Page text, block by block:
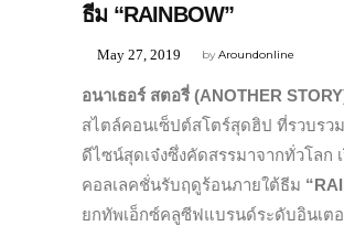
ธีม “RAINBOW”
byAroundonline
May 27, 2019
อนาเธอร์ สตอรี่ (ANOTHER
สไตล์คอนเซ็ปต์สโตร์สุดฮิป ที่รวบรว
ดีไซน์สุดเจ๋งซึ่งคัดสรรมาจากทั่วโลก
คอลเลคชั่นรับฤดูร้อนภายใต้ธีม “
ยกทัพเอ็กซ์คลูซีฟแบรนด์ระดับอินเต